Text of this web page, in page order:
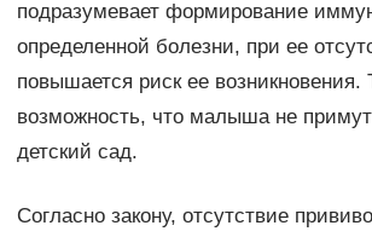
подразумевает формирование
определенной болезни, при ее
повышается риск ее возникновения.
возможность, что малыша не
детский сад.
Согласно закону, отсутствие